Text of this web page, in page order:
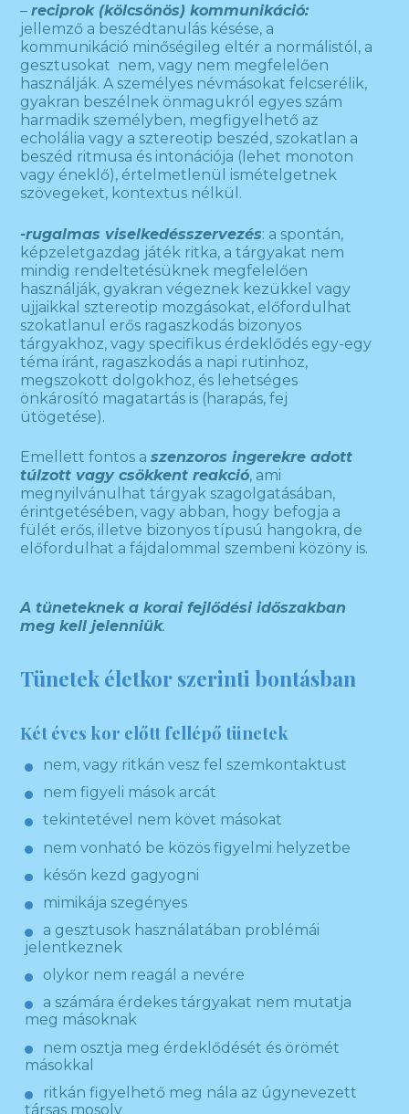
–reciprok (kölcsönös) kommunikáció:
jellemző a beszédtanulás késése, a
kommunikáció minőségileg eltér a normálistól, a
gesztusokat nem, vagy nem megfelelően
használják. A személyes névmásokat felcserélik,
gyakran beszélnek önmagukról egyes szám
harmadik személyben, megfigyelhető az
echolália vagy a sztereotip beszéd, szokatlan a
beszéd ritmusa és intonációja (lehet monoton
vagy éneklő), értelmetlenül ismételgetnek
szövegeket, kontextus nélkül.
-rugalmas viselkedésszervezés: a spontán,
képzeletgazdag játék ritka, a tárgyakat nem
mindig rendeltetésüknek megfelelően
használják, gyakran végeznek kezükkel vagy
ujjaikkal sztereotip mozgásokat, előfordulhat
szokatlanul erős ragaszkodás bizonyos
tárgyakhoz, vagy specifikus érdeklődés egy-egy
téma iránt, ragaszkodás a napi rutinhoz,
megszokott dolgokhoz, és lehetséges
önkárosító magatartás is (harapás, fej
ütögetése).
Emellett fontos aszenzoros ingerekre adott
túlzott vagy csökkent reakció, ami
megnyilvánulhat tárgyak szagolgatásában,
érintgetésében, vagy abban, hogy befogja a
fülét erős, illetve bizonyos típusú hangokra, de
előfordulhat a fájdalommal szembeni közöny is.
A tüneteknek a korai fejlődési időszakban
meg kell jelenniük.
Tünetek életkor szerinti bontásban
Két éves kor előtt fellépő tünetek
nem, vagy ritkán vesz fel szemkontaktust
nem figyeli mások arcát
tekintetével nem követ másokat
nem vonható be közös figyelmi helyzetbe
későn kezd gagyogni
mimikája szegényes
a gesztusok használatában problémái
jelentkeznek
olykor nem reagál a nevére
a számára érdekes tárgyakat nem mutatja
meg másoknak
nem osztja meg érdeklődését és örömét
másokkal
ritkán figyelhető meg nála az úgynevezett
társas mosoly